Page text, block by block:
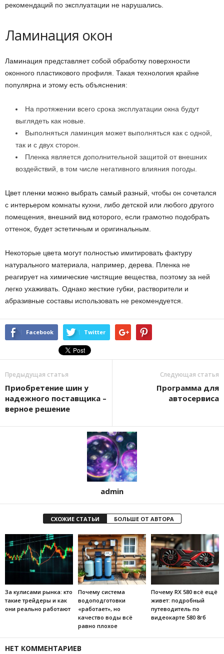
рекомендаций по эксплуатации не нарушались.
Ламинация окон
Ламинация представляет собой обработку поверхности
оконного пластикового профиля. Такая технология крайне
популярна и этому есть объяснения:
На протяжении всего срока эксплуатации окна будут
выглядеть как новые.
Выполняться ламинция может выполняться как с одной,
так и с двух сторон.
Пленка является дополнительной защитой от внешних
воздействий, в том числе негативного влияния погоды.
Цвет пленки можно выбрать самый разный, чтобы он сочетался
с интерьером комнаты кухни, либо детской или любого другого
помещения, внешний вид которого, если грамотно подобрать
оттенок, будет эстетичным и оригинальным.
Некоторые цвета могут полностью имитировать фактуру
натурального материала, например, дерева. Пленка не
реагирует на химические чистящие вещества, поэтому за ней
легко ухаживать. Однако жесткие губки, растворители и
абразивные составы использовать не рекомендуется.
Facebook Twitter
Предыдущая статья
Приобретение шин у
надежного поставщика –
верное решение
Следующая статья
Программа для
автосервиса
admin
СХОЖИЕ СТАТЬИ БОЛЬШЕ ОТ АВТОРА
За кулисами рынка: кто
такие трейдеры и как
они реально работают
Почему система
водоподготовки
«работает», но
качество воды всё
равно плохое
Почему RX 580 всё ещё
живет: подробный
путеводитель по
видеокарте 580 8гб
НЕТ КОММЕНТАРИЕВ